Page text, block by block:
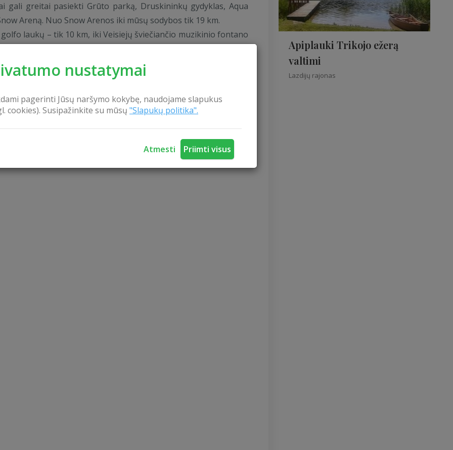
nustatymai
pagerinti Jūsų naršymo kokybę, naudojame slapukus
cookies). Susipažinkite su mūsų "Slapukų politika".
Atmesti Priimti visus
gali greitai pasiekti Grūto parką, Druskininkų gydyklas, Aqua
Areną. Nuo Snow Arenos iki mūsų sodybos tik 19 km.
golfo laukų – tik 10 km, iki Veisiejų šviečiančio muzikinio fontano
apsilankyti!
Apiplauki Trikojo ežerą
valtimi
Lazdijų rajonas